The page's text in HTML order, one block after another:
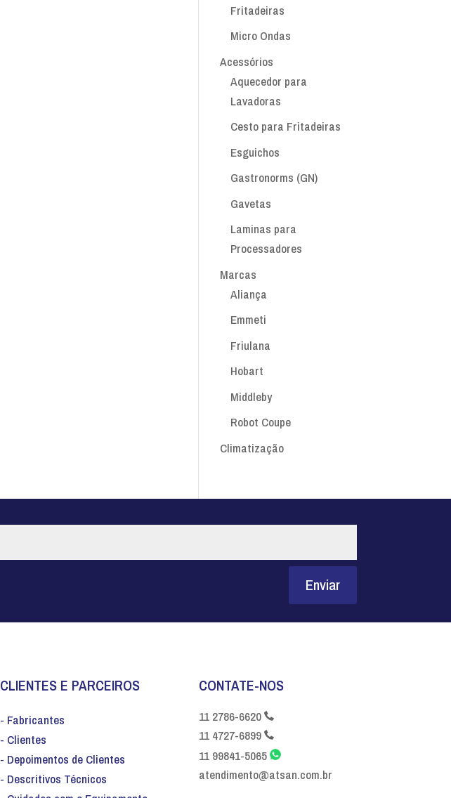
Fritadeiras
Micro Ondas
Acessórios
Aquecedor para
Lavadoras
Cesto para Fritadeiras
Esguichos
Gastronorms (GN)
Gavetas
Laminas para
Processadores
Marcas
Aliança
Emmeti
Friulana
Hobart
Middleby
Robot Coupe
Climatização
Enviar
CLIENTES E PARCEIROS
- Fabricantes
- Clientes
- Depoimentos de Clientes
- Descritivos Técnicos
CONTATE-NOS
11 2786-6620
11 4727-6899
11 99841-5065
atendimento@atsan.com.br